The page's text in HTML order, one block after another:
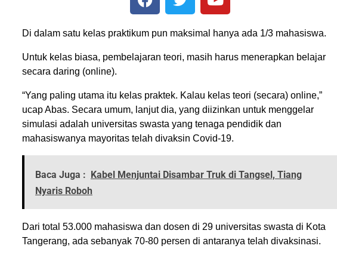
Di dalam satu kelas praktikum pun maksimal hanya ada 1/3 mahasiswa.
Untuk kelas biasa, pembelajaran teori, masih harus menerapkan belajar
secara daring (online).
“Yang paling utama itu kelas praktek. Kalau kelas teori (secara) online,”
ucap Abas. Secara umum, lanjut dia, yang diizinkan untuk menggelar
simulasi adalah universitas swasta yang tenaga pendidik dan
mahasiswanya mayoritas telah divaksin Covid-19.
Baca Juga : Kabel Menjuntai Disambar Truk di Tangsel, Tiang
Nyaris Roboh
Dari total 53.000 mahasiswa dan dosen di 29 universitas swasta di Kota
Tangerang, ada sebanyak 70-80 persen di antaranya telah divaksinasi.